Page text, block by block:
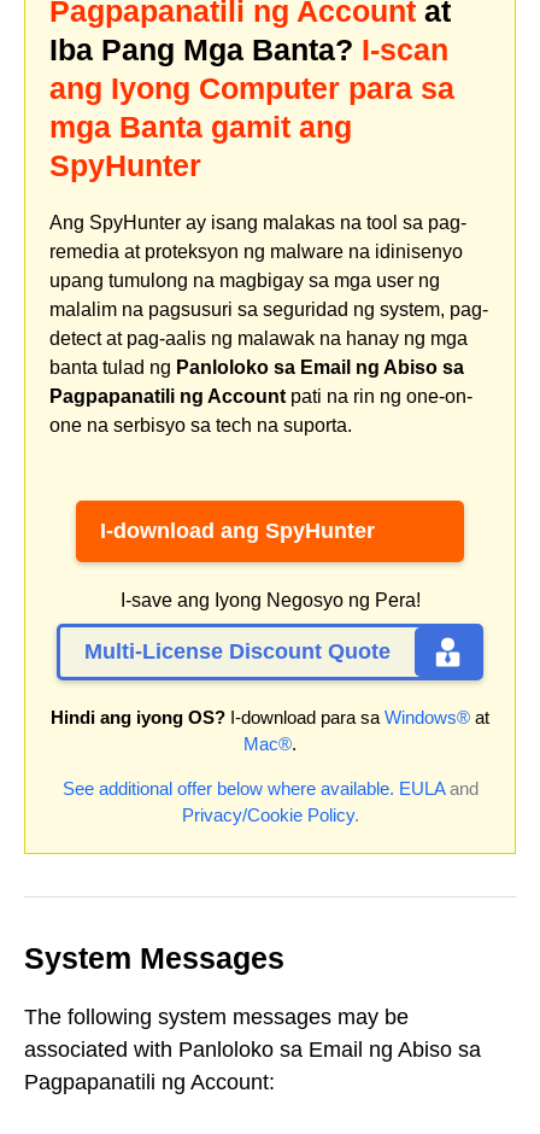
Pagpapanatili ng Account at
Iba Pang Mga Banta? I-scan
ang Iyong Computer para sa
mga Banta gamit ang
SpyHunter
Ang SpyHunter ay isang malakas na tool sa pag-
remedia at proteksyon ng malware na idinisenyo
upang tumulong na magbigay sa mga user ng
malalim na pagsusuri sa seguridad ng system, pag-
detect at pag-aalis ng malawak na hanay ng mga
banta tulad ng Panloloko sa Email ng Abiso sa
Pagpapanatili ng Account pati na rin ng one-on-
one na serbisyo sa tech na suporta.
I-download ang SpyHunter
I-save ang Iyong Negosyo ng Pera!
Multi-License Discount Quote
Hindi ang iyong OS? I-download para sa Windows® at
Mac®.
See additional offer below where available. EULAand
Privacy/Cookie Policy.
System Messages
The following system messages may be
associated with Panloloko sa Email ng Abiso sa
Pagpapanatili ng Account: